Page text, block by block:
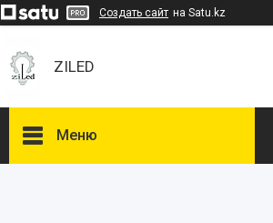
Создать сайт на Satu.kz
ZILED
Меню